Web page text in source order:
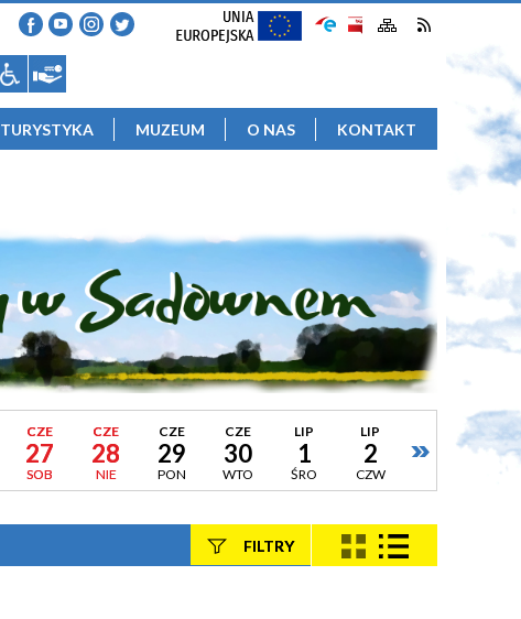
TURYSTYKA MUZEUM O NAS KONTAKT
CZE
27
SOB
CZE
28
NIE
CZE
29
PON
CZE
30
WTO
LIP
1
ŚRO
LIP
2
CZW
FILTRY